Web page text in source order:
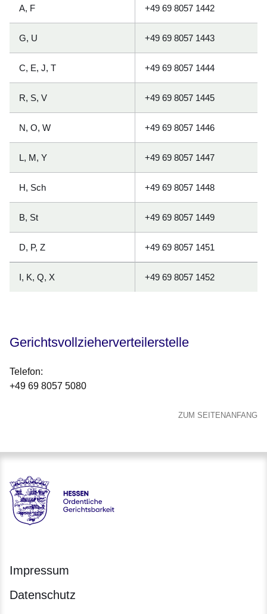
A, F +49 69 8057 1442
G, U +49 69 8057 1443
C, E, J, T +49 69 8057 1444
R, S, V +49 69 8057 1445
N, O, W +49 69 8057 1446
L, M, Y +49 69 8057 1447
H, Sch +49 69 8057 1448
B, St +49 69 8057 1449
D, P, Z +49 69 8057 1451
I, K, Q, X +49 69 8057 1452
Gerichtsvollzieherverteilerstelle
Telefon:
+49 69 8057 5080
ZUM SEITENANFANG
Hessen - Ordentliche Gerichtsbarkeit Hessen
Impressum
Datenschutz